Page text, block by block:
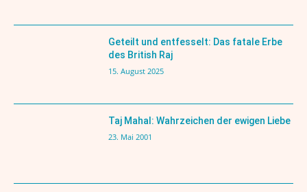
Geteilt und entfesselt: Das fatale Erbe
des British Raj
15. August 2025
Taj Mahal: Wahrzeichen der ewigen Liebe
23. Mai 2001